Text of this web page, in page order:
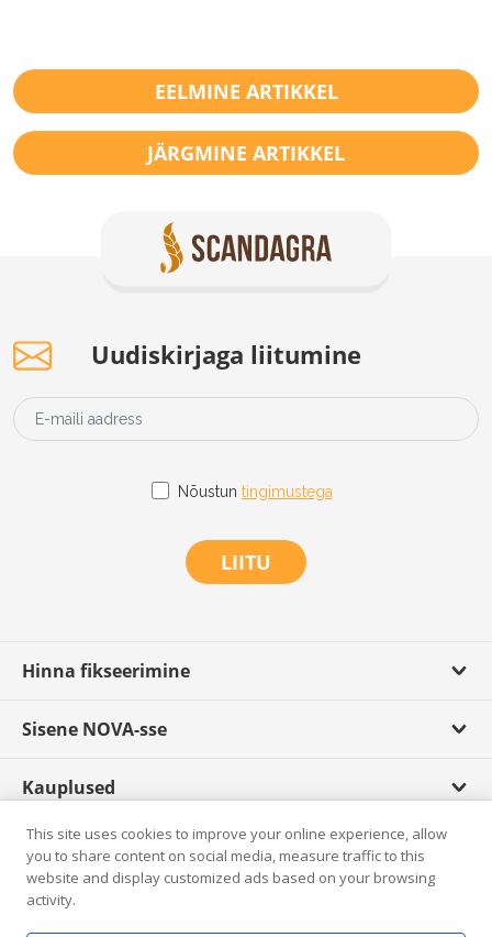
EELMINE ARTIKKEL
JÄRGMINE ARTIKKEL
Uudiskirjaga liitumine
Nõustun tingimustega
LIITU
Hinna fikseerimine
Sisene NOVA-sse
Kauplused
Scandagra TV
Rikkumisest teatamine
This site uses cookies to improve your online experience, allow
you to share content on social media, measure traffic to this
website and display customized ads based on your browsing
activity.